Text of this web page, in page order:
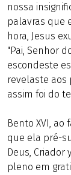
nossa
palavras que
hora, Jesus
"Pai, Senhor
escondeste
revelaste aos
assim foi do
Bento XVI,
que ela pré-
Deus, Criador
pleno em